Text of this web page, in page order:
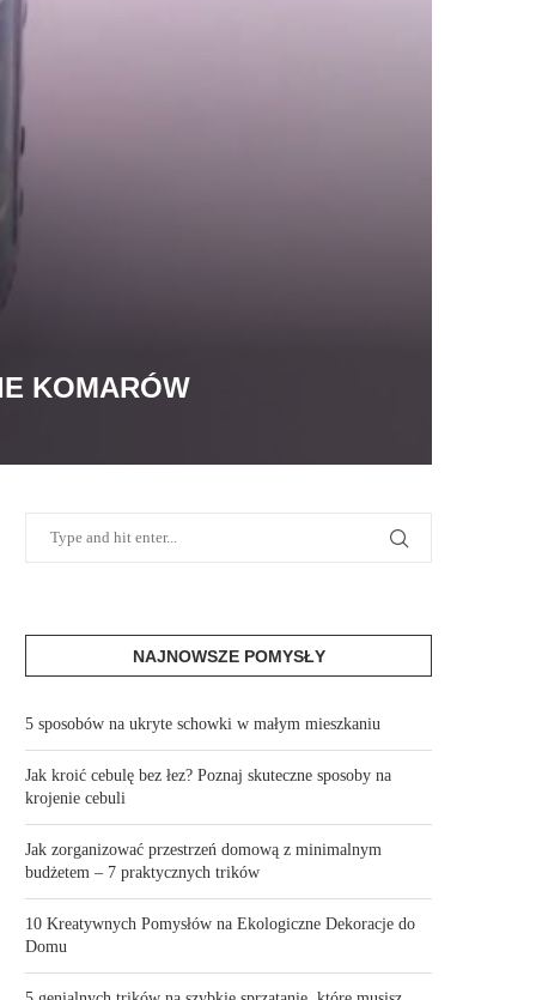
KOMARÓW
NAJNOWSZE POMYSŁY
5 sposobów na ukryte schowki w małym mieszkaniu
Jak kroić cebulę bez łez? Poznaj skuteczne sposoby na
krojenie cebuli
Jak zorganizować przestrzeń domową z minimalnym
budżetem – 7 praktycznych trików
10 Kreatywnych Pomysłów na Ekologiczne Dekoracje do
Domu